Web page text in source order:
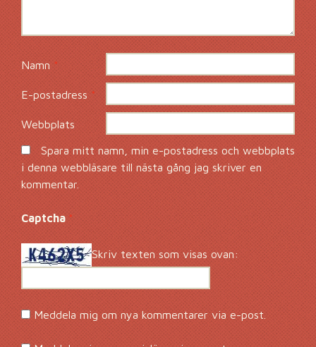
Namn*
E-postadress*
Webbplats
Spara mitt namn, min e-postadress och webbplats
i denna webbläsare till nästa gång jag skriver en
kommentar.
Captcha *
Skriv texten som visas ovan:
Meddela mig om nya kommentarer via e-post.